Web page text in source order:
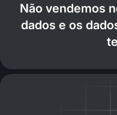
Não vendemos
dados e os